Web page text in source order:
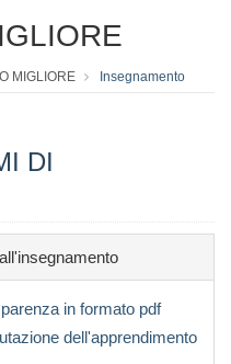
MIGLIORE Insegnamento
DI
in formato pdf
dell'apprendimento